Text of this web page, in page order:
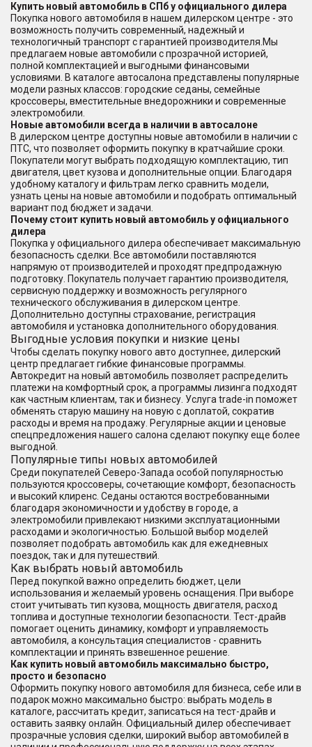
Купить новый автомобиль в СПб у официального дилера
Покупка нового автомобиля в нашем дилерском центре - это
возможность получить современный, надежный и
технологичный транспорт с гарантией производителя.Мы
предлагаем новые автомобили с прозрачной историей,
полной комплектацией и выгодными финансовыми
условиями. В каталоге автосалона представлены популярные
модели разных классов: городские седаны, семейные
кроссоверы, вместительные внедорожники и современные
электромобили.
Новые автомобили всегда в наличии в автосалоне
В дилерском центре доступны новые автомобили в наличии с
ПТС, что позволяет оформить покупку в кратчайшие сроки.
Покупатели могут выбрать подходящую комплектацию, тип
двигателя, цвет кузова и дополнительные опции. Благодаря
удобному каталогу и фильтрам легко сравнить модели,
узнать цены на новые автомобили и подобрать оптимальный
вариант под бюджет и задачи.
Почему стоит купить новый автомобиль у официального
дилера
Покупка у официального дилера обеспечивает максимальную
безопасность сделки. Все автомобили поставляются
напрямую от производителей и проходят предпродажную
подготовку. Покупатель получает гарантию производителя,
сервисную поддержку и возможность регулярного
технического обслуживания в дилерском центре.
Дополнительно доступны страхование, регистрация
автомобиля и установка дополнительного оборудования.
Выгодные условия покупки и низкие цены
Чтобы сделать покупку нового авто доступнее, дилерский
центр предлагает гибкие финансовые программы.
Автокредит на новый автомобиль позволяет распределить
платежи на комфортный срок, а программы лизинга подходят
как частным клиентам, так и бизнесу. Услуга trade-in поможет
обменять старую машину на новую с доплатой, сократив
расходы и время на продажу. Регулярные акции и ценовые
спецпредложения нашего салона сделают покупку еще более
выгодной.
Популярные типы новых автомобилей
Среди покупателей Северо-Запада особой популярностью
пользуются кроссоверы, сочетающие комфорт, безопасность
и высокий клиренс. Седаны остаются востребованными
благодаря экономичности и удобству в городе, а
электромобили привлекают низкими эксплуатационными
расходами и экологичностью. Большой выбор моделей
позволяет подобрать автомобиль как для ежедневных
поездок, так и для путешествий.
Как выбрать новый автомобиль
Перед покупкой важно определить бюджет, цели
использования и желаемый уровень оснащения. При выборе
стоит учитывать тип кузова, мощность двигателя, расход
топлива и доступные технологии безопасности. Тест-драйв
помогает оценить динамику, комфорт и управляемость
автомобиля, а консультация специалистов - сравнить
комплектации и принять взвешенное решение.
Как купить новый автомобиль максимально быстро,
просто и безопасно
Оформить покупку нового автомобиля для бизнеса, себе или в
подарок можно максимально быстро: выбрать модель в
каталоге, рассчитать кредит, записаться на тест-драйв и
оставить заявку онлайн. Официальный дилер обеспечивает
прозрачные условия сделки, широкий выбор автомобилей в